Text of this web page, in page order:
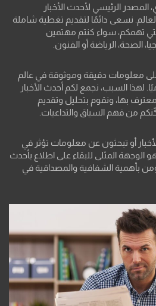
المصدر الرئيسي لأحدث الأخبار
نسعى دائمًا لتقديم تغطية شاملة
تهمكم، سواء كنتم مهتمين
الصحة، الرياضة أو الفنون.
معلومات دقيقة وموثوقة في عالم
لهذا السبب، نجمع لكم أحدث الأخبار
بها، ونقوم بتحليل وتقديم
من فهم السياق والتداعيات.
أو تبحثون عن معلومات تؤثر في
الوجهة المثلى للبقاء على اطلاع بأحدث
بأهمية الشفافية والمصداقية في